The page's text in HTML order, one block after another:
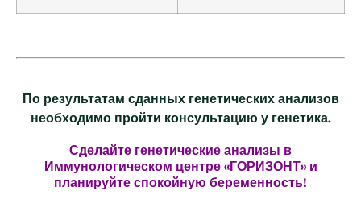
По результатам сданных генетических анализов
необходимо пройти консультацию у генетика.
Сделайте генетические анализы в
Иммунологическом центре «ГОРИЗОНТ» и
планируйте спокойную беременность!